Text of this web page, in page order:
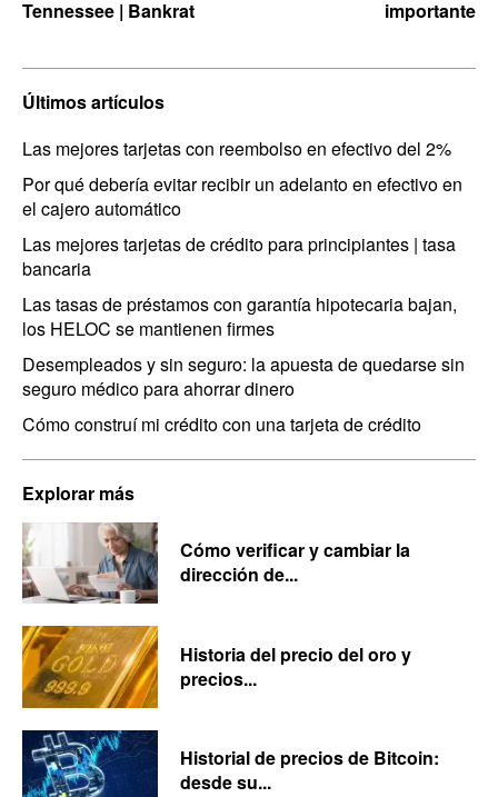
Tennessee | Bankrat importante
Últimos artículos
Las mejores tarjetas con reembolso en efectivo del 2%
Por qué debería evitar recibir un adelanto en efectivo en
el cajero automático
Las mejores tarjetas de crédito para principiantes | tasa
bancaria
Las tasas de préstamos con garantía hipotecaria bajan,
los HELOC se mantienen firmes
Desempleados y sin seguro: la apuesta de quedarse sin
seguro médico para ahorrar dinero
Cómo construí mi crédito con una tarjeta de crédito
Explorar más
Cómo verificar y cambiar la
dirección de...
Historia del precio del oro y
precios...
Historial de precios de Bitcoin:
desde su...